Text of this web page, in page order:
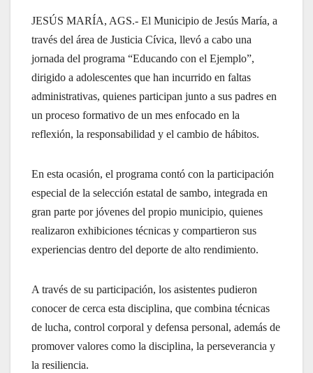
JESÚS MARÍA, AGS.- El Municipio de Jesús María, a
través del área de Justicia Cívica, llevó a cabo una
jornada del programa “Educando con el Ejemplo”,
dirigido a adolescentes que han incurrido en faltas
administrativas, quienes participan junto a sus padres en
un proceso formativo de un mes enfocado en la
reflexión, la responsabilidad y el cambio de hábitos.
En esta ocasión, el programa contó con la participación
especial de la selección estatal de sambo, integrada en
gran parte por jóvenes del propio municipio, quienes
realizaron exhibiciones técnicas y compartieron sus
experiencias dentro del deporte de alto rendimiento.
A través de su participación, los asistentes pudieron
conocer de cerca esta disciplina, que combina técnicas
de lucha, control corporal y defensa personal, además de
promover valores como la disciplina, la perseverancia y
la resiliencia.